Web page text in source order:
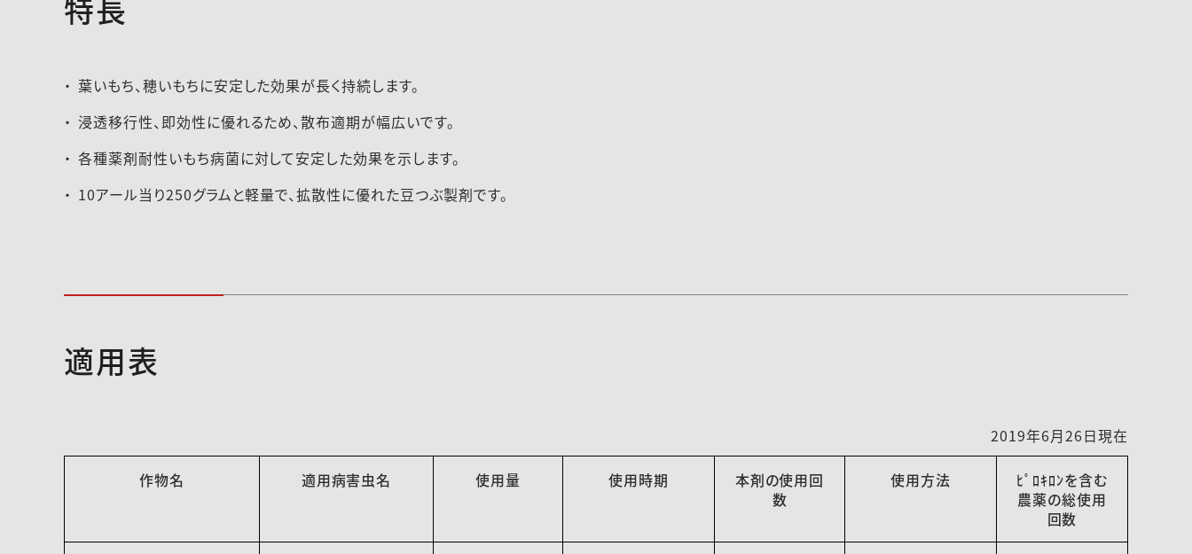
2019-144登録速報（190626）
特長
葉いもち、穂いもちに安定した効果が長く持続します。
浸透移行性、即効性に優れるため、散布適期が幅広いです。
各種薬剤耐性いもち病菌に対して安定した効果を示します。
10アール当り250グラムと軽量で、拡散性に優れた豆つぶ製剤です。
適用表
2019年6月26日現在
作物名 適用病害虫名 使用量 使用時期
本剤の使用回
数
使用方法
ﾋﾟﾛｷﾛﾝを含む
農薬の総使用
回数